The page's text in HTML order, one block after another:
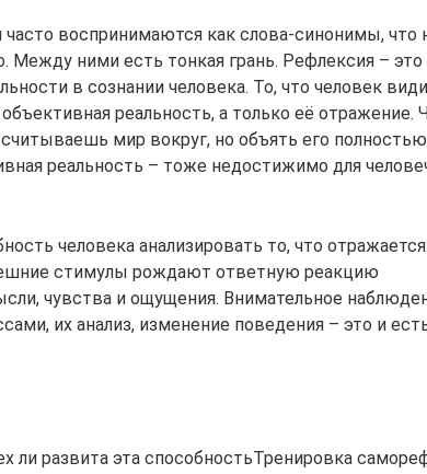
воспринимаются как слова-синонимы, что
Между ними есть тонкая грань. Рефлексия – это
в сознании человека. То, что человек
реальность, а только её отражение.
мир вокруг, но объять его
реальность – тоже недостижимо для
человека анализировать то, что отражается
стимулы рождают ответную реакцию
чувства и ощущения. Внимательное
их анализ, изменение поведения – это и
ли развита эта способностьТренировка